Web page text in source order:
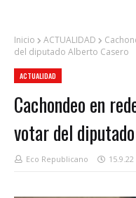
Inicio ACTUALIDAD
del diputado Alberto Casero
ACTUALIDAD
Cachondeo en
votar del
Eco Republicano 15.9.22